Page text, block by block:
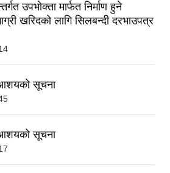
उपभोक्ता मार्फत निर्माण हुने
खरिदको लागि सिलबन्दी दरभाउपत्र
सूचना
सूचना